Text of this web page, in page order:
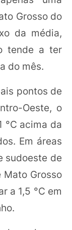
Grosso do
da média,
tende a ter
do mês.
pontos de
Oeste, o
°C acima da
Em áreas
sudoeste de
Grosso
a 1,5 °C em